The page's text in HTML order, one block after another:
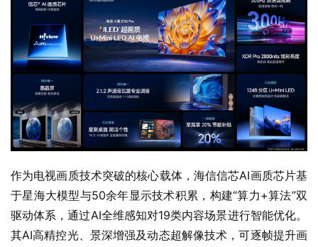
作为电视画质技术突破的核心载体，海信信芯AI画质芯片基
于星海大模型与50余年显示技术积累，构建“算力+算法”双
驱动体系，通过AI全维感知对19类内容场景进行智能优化。
其AI高精控光、景深增强及动态超解像技术，可逐帧提升画